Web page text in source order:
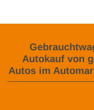
Autokauf von
Autos im